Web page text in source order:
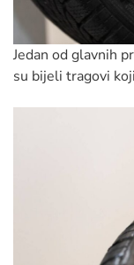
Jedan od glavnih
su bijeli tragovi